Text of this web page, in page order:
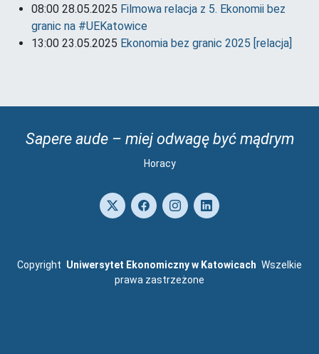
08:00 28.05.2025 Filmowa relacja z 5. Ekonomii bez
granic na #UEKatowice
13:00 23.05.2025 Ekonomia bez granic 2025 [relacja]
Sapere aude – miej odwagę być mądrym
Horacy
Copyright Uniwersytet Ekonomiczny w Katowicach Wszelkie
prawa zastrzeżone